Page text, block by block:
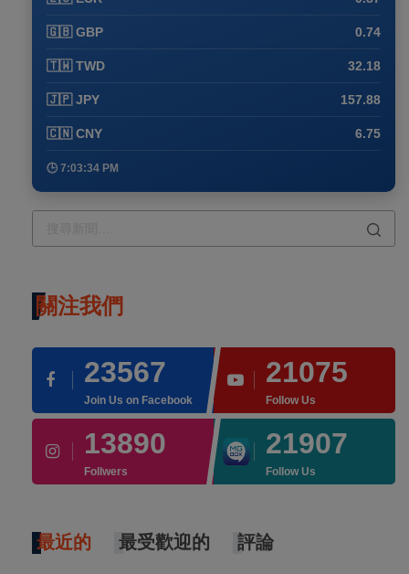
🇬🇧 GBP 0.74
🇹🇼 TWD 32.18
🇯🇵 JPY 157.88
🇨🇳 CNY 6.75
🕒 7:03:34 PM
關注我們
23567
Join Us on Facebook
21075
Follow Us
13890
Follwers
21907
Follow Us
最近的 最受歡迎的 評論